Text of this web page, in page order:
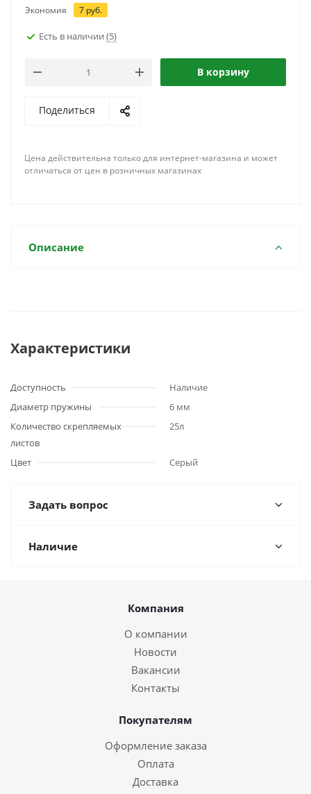
Экономия 7 руб.
Есть в наличии (5)
В корзину
Поделиться
Цена действительна только для интернет-магазина и может
отличаться от цен в розничных магазинах
Описание
Характеристики
Доступность
Наличие
Диаметр пружины
6 мм
Количество скрепляемых
листов
25л
Цвет Серый
Задать вопрос
Наличие
Компания
О компании
Новости
Вакансии
Контакты
Покупателям
Оформление заказа
Оплата
Доставка